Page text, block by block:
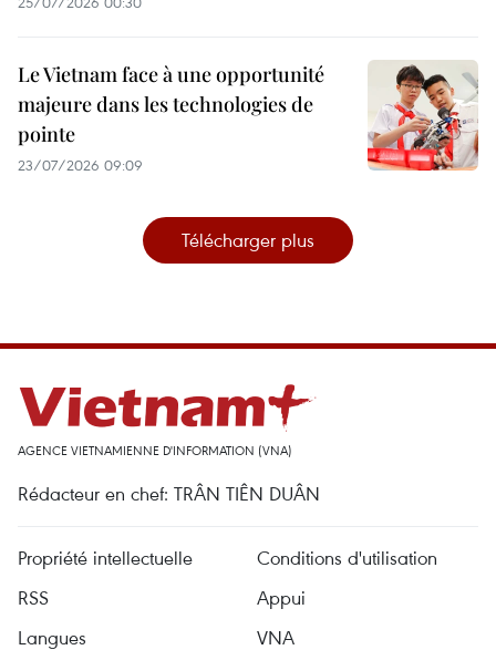
Le Vietnam face à une opportunité
majeure dans les technologies de
pointe
23/07/2026 09:09
Télécharger plus
AGENCE VIETNAMIENNE D'INFORMATION (VNA)
Rédacteur en chef: TRÂN TIÊN DUÂN
Propriété intellectuelle
Conditions d'utilisation
RSS
Appui
Langues
VNA